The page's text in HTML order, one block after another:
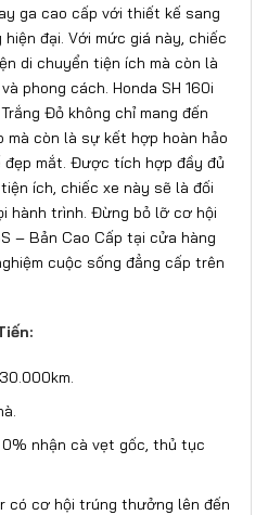
ga cao cấp với thiết kế sang
đại. Với mức giá này, chiếc
di chuyển tiện ích mà còn là
phong cách. Honda SH 160i
Đỏ không chỉ mang đến
mà còn là sự kết hợp hoàn hảo
mắt. Được tích hợp đầy đủ
ích, chiếc xe này sẽ là đối
hành trình. Đừng bỏ lỡ cơ hội
– Bản Cao Cấp tại cửa hàng
cuộc sống đẳng cấp trên
nhận cà vẹt gốc, thủ tục
có cơ hội trúng thưởng lên đến